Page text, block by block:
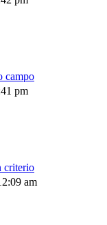
campo
pm
criterio
am